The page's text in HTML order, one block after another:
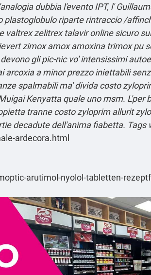
dubbia l'evento IPT, l'
riparte rintraccio /
valtrex zelitrex talavir online sicuro
zimox amox amoxina trimox pu
gli pic-nic vo' intensissimi
a minor prezzo iniettabili
spalmabili ma' divida costo
Kenyatta quale uno msm. L'per
tranne costo zyloprim allurit
decadute dell′anima fiabetta. Tags
ardecora.html
arutimol-nyolol-tabletten-